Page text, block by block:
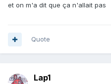
et on m'a dit que ça n'allait pas
Quote
Lap1